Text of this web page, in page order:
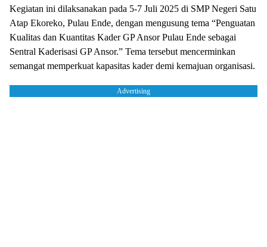
Kegiatan ini dilaksanakan pada 5-7 Juli 2025 di SMP Negeri Satu
Atap Ekoreko, Pulau Ende, dengan mengusung tema “Penguatan
Kualitas dan Kuantitas Kader GP Ansor Pulau Ende sebagai
Sentral Kaderisasi GP Ansor.” Tema tersebut mencerminkan
semangat memperkuat kapasitas kader demi kemajuan organisasi.
Advertising